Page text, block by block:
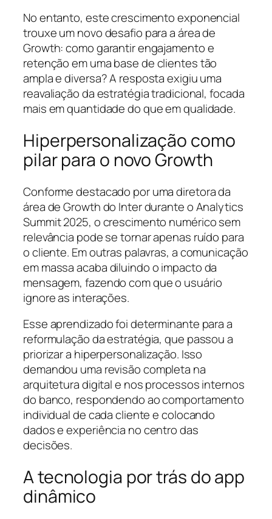
No entanto, este crescimento exponencial
trouxe um novo desafio para a área de
Growth: como garantir engajamento e
retenção em uma base de clientes tão
ampla e diversa? A resposta exigiu uma
reavaliação da estratégia tradicional, focada
mais em quantidade do que em qualidade.
Hiperpersonalização como
pilar para o novo Growth
Conforme destacado por uma diretora da
área de Growth do Inter durante o Analytics
Summit 2025, o crescimento numérico sem
relevância pode se tornar apenas ruído para
o cliente. Em outras palavras, a comunicação
em massa acaba diluindo o impacto da
mensagem, fazendo com que o usuário
ignore as interações.
Esse aprendizado foi determinante para a
reformulação da estratégia, que passou a
priorizar a hiperpersonalização. Isso
demandou uma revisão completa na
arquitetura digital e nos processos internos
do banco, respondendo ao comportamento
individual de cada cliente e colocando
dados e experiência no centro das
decisões.
A tecnologia por trás do app
dinâmico